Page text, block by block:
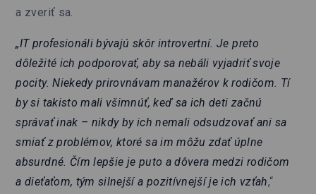
a zveriť sa.
„IT profesionáli bývajú skôr introvertní. Je preto
dôležité ich podporovať, aby sa nebáli vyjadriť svoje
pocity. Niekedy prirovnávam manažérov k rodičom. Tí
by si takisto mali všimnúť, keď sa ich deti začnú
správať inak – nikdy by ich nemali odsudzovať ani sa
smiať z problémov, ktoré sa im môžu zdať úplne
absurdné. Čím lepšie je puto a dôvera medzi rodičom
a dieťaťom, tým silnejší a pozitívnejší je ich vzťah,“